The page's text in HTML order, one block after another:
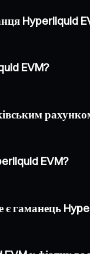
Hyperliquid
EVM?
EVM?
є гаманець